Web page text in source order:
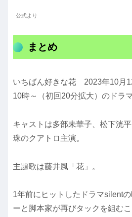
公式より
まとめ
いちばん好きな花 2023年10月
10時～（初回20分拡大）のドラマ
キャストは多部未華子、松下洸
珠のクアトロ主演。
主題歌は藤井風「花」。
1年前にヒットしたドラマsilent
ーと脚本家が再びタックを組む